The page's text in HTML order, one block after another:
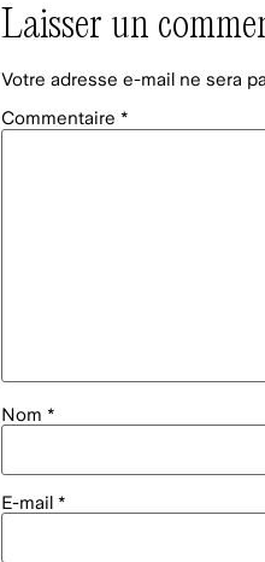
Laisser un
Votre adresse e-mail ne sera
Commentaire *
Nom *
E-mail *